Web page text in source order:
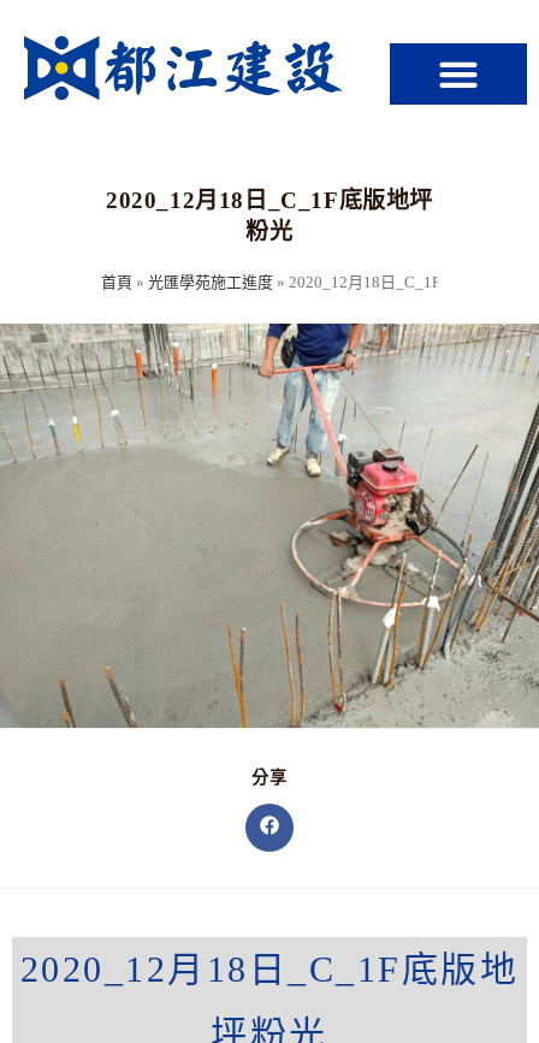
2020_12月18日_C_1F底版地坪
粉光
首頁 » 光匯學苑施工進度 » 2020_12月18日_C_1F底版地坪粉光
分享
2020_12月18日_C_1F底版地
坪粉光